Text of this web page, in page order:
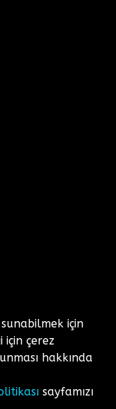
için
için çerez
hakkında
sayfamızı